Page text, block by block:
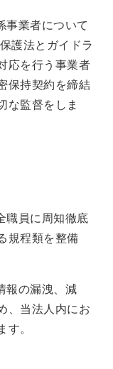
事業者について
護法とガイドラ
応を行う事業者
保持契約を締結
な監督をしま
職員に周知徹底
規程類を整備
報の漏洩、減
、当法人内にお
す。